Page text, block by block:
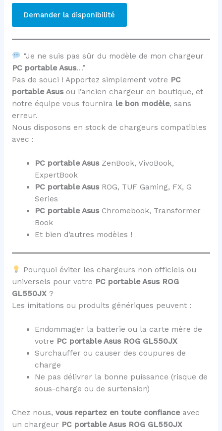
Demander la disponibilité
“Je ne suis pas sûr du modèle de mon chargeur
PC portable Asus…”
Pas de souci ! Apportez simplement votre PC
portable Asus ou l’ancien chargeur en boutique, et
notre équipe vous fournira le bon modèle, sans
erreur.
Nous disposons en stock de chargeurs compatibles
avec :
PC portable Asus ZenBook, VivoBook,
ExpertBook
PC portable Asus ROG, TUF Gaming, FX, G
Series
PC portable Asus Chromebook, Transformer
Book
Et bien d’autres modèles !
Pourquoi éviter les chargeurs non officiels ou
universels pour votre PC portable Asus ROG
GL550JX?
Les imitations ou produits génériques peuvent :
Endommager la batterie ou la carte mère de
votre PC portable Asus ROG GL550JX
Surchauffer ou causer des coupures de
charge
Ne pas délivrer la bonne puissance (risque de
sous-charge ou de surtension)
Chez nous, vous repartez en toute confianceavec
un chargeur PC portable Asus ROG GL550JX